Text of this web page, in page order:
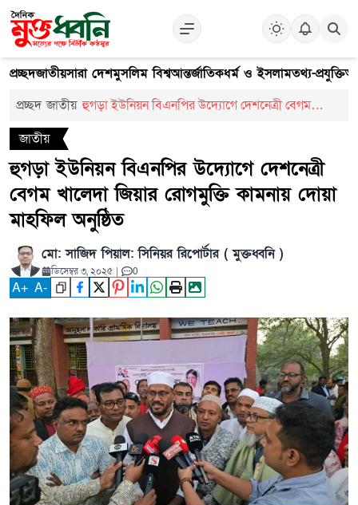
প্রচ্ছদজাতীয়সারা দেশমুসলিম বিশ্বআন্তর্জাতিকধর্ম ও ইসলামতথ্য-প্রযুক্তি
প্রচ্ছদ জাতীয় হুগড়া ইউনিয়ন বিএনপির উদ্যোগে দেশনেত্রী বেগম
জাতীয়
হুগড়া ইউনিয়ন বিএনপির উদ্যোগে দেশনেত্রী
বেগম খালেদা জিয়ার রোগমুক্তি কামনায় দোয়া
মাহফিল অনুষ্ঠিত
মো: সাজিদ পিয়াল: সিনিয়র রিপোর্টার ( মুক্তধ্বনি )
ডিসেম্বর ৩, ২০২৫ | 0
A+ A-